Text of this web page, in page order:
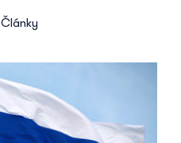
Články